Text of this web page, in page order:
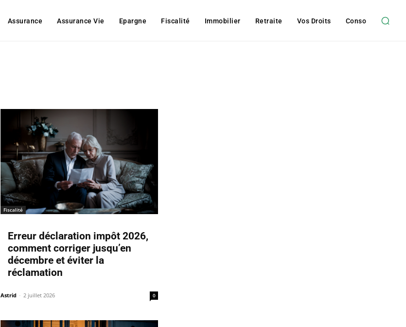
Assurance Assurance Vie Epargne Fiscalité Immobilier Retraite Vos Droits Conso
Fiscalité
Erreur déclaration impôt 2026,
comment corriger jusqu’en
décembre et éviter la
réclamation
Astrid - 2 juillet 2026 0